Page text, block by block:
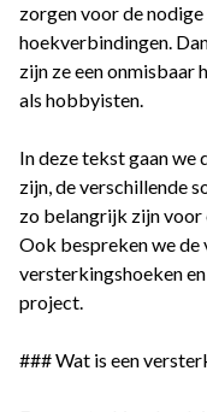
zorgen voor de
hoekverbindingen.
zijn ze een onmisbaar
als hobbyisten.
In deze tekst gaan we
zijn, de verschillende
zo belangrijk zijn voor
Ook bespreken we de
versterkingshoeken
project.
### Wat is een